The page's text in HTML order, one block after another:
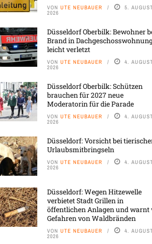
VON UTE NEUBAUER 5. AUGUST
2026
Düsseldorf Oberbilk: Bewohner
Brand in
leicht verletzt
VON UTE NEUBAUER 4. AUGUST
2026
Düsseldorf Oberbilk: Schützen
brauchen für 2027 neue
Moderatorin für die Parade
VON UTE NEUBAUER 4. AUGUST
2026
Düsseldorf: Vorsicht bei
Urlaubsmitbringseln
VON UTE NEUBAUER 4. AUGUST
2026
Düsseldorf: Wegen Hitzewelle
verbietet Stadt Grillen in
öffentlichen Anlagen und warnt
Gefahren von Waldbränden
VON UTE NEUBAUER 4. AUGUST
2026